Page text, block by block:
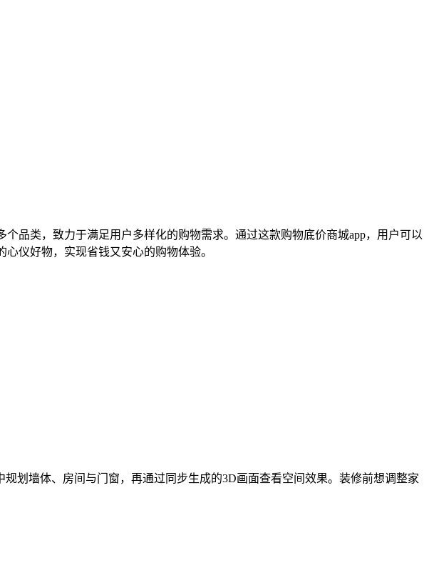
品类，致力于满足用户多样化的购物需求。通过这款购物底价商城app，用户可以
仪好物，实现省钱又安心的购物体验。
划墙体、房间与门窗，再通过同步生成的3D画面查看空间效果。装修前想调整家